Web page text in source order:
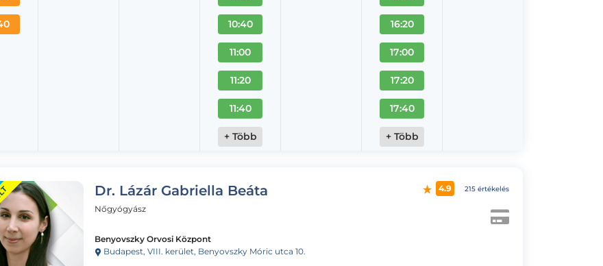
10:40
11:00
11:20
11:40
+ Több
16:20
17:00
17:20
17:40
+ Több
Dr. Lázár Gabriella Beáta
Nőgyógyász
Benyovszky Orvosi Központ
Budapest, VIII. kerület, Benyovszky Móric utca 10.
4.9 215 értékelés